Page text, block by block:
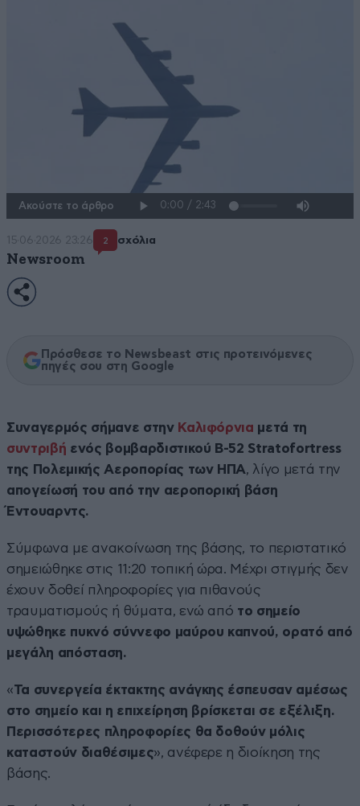
Ακούστε το άρθρο
15·06·2026 23:26 2 σχόλια
Newsroom
Πρόσθεσε το Newsbeast στις προτεινόμενες
πηγές σου στη Google
Συναγερμός σήμανε στην Καλιφόρνια μετά τη
συντριβή ενός βομβαρδιστικού B-52 Stratofortress
της Πολεμικής Αεροπορίας των ΗΠΑ, λίγο μετά την
απογείωσή του από την αεροπορική βάση
Έντουαρντς.
Σύμφωνα με ανακοίνωση της βάσης, το περιστατικό
σημειώθηκε στις 11:20 τοπική ώρα. Μέχρι στιγμής δεν
έχουν δοθεί πληροφορίες για πιθανούς
τραυματισμούς ή θύματα, ενώ από το σημείο
υψώθηκε πυκνό σύννεφο μαύρου καπνού, ορατό από
μεγάλη απόσταση.
«Τα συνεργεία έκτακτης ανάγκης έσπευσαν αμέσως
στο σημείο και η επιχείρηση βρίσκεται σε εξέλιξη.
Περισσότερες πληροφορίες θα δοθούν μόλις
καταστούν διαθέσιμες», ανέφερε η διοίκηση της
βάσης.